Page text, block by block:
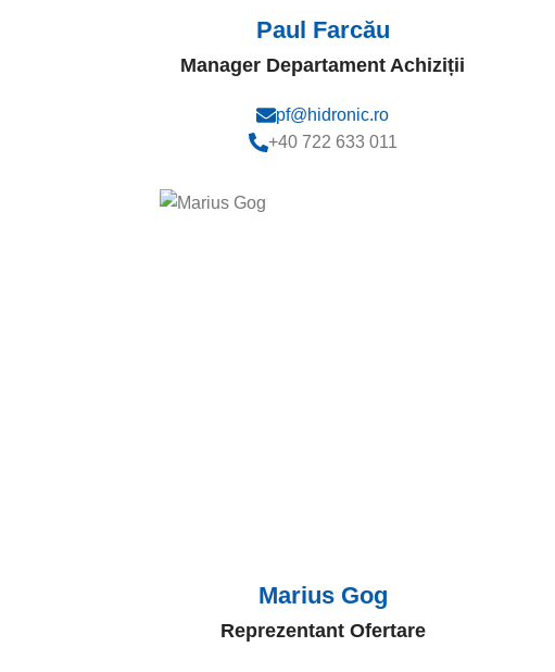
Paul Farcău
Manager Departament Achiziții
pf@hidronic.ro
+40 722 633 011
Marius Gog
Reprezentant Ofertare